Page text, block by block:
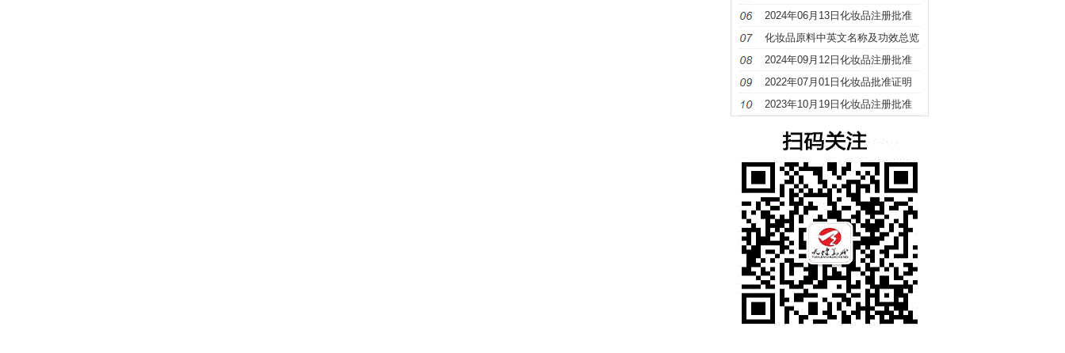
册
2024年06月13日化妆品注册批准
证明文件送达信息
化妆品原料中英文名称及功效总览
（S－Z）
2024年09月12日化妆品注册批准
证明文件送达信息
2022年07月01日化妆品批准证明
文件待领取信息发布
2023年10月19日化妆品注册批准